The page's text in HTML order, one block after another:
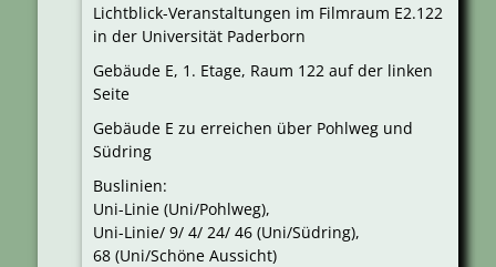
Lichtblick-Veranstaltungen im Filmraum E2.122
in der Universität Paderborn
Gebäude E, 1. Etage, Raum 122 auf der linken
Seite
Gebäude E zu erreichen über Pohlweg und
Südring
Buslinien:
Uni-Linie (Uni/Pohlweg),
Uni-Linie/ 9/ 4/ 24/ 46 (Uni/Südring),
68 (Uni/Schöne Aussicht)